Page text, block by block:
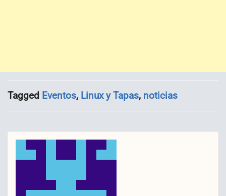
Tagged Eventos, Linux y Tapas, noticias